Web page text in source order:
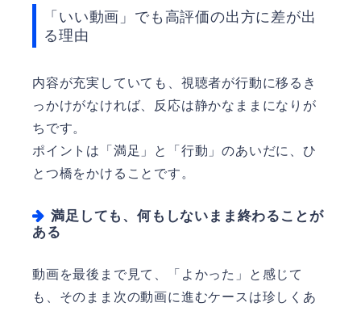
「いい動画」でも高評価の出方に差が出
る理由
内容が充実していても、視聴者が行動に移るき
っかけがなければ、反応は静かなままになりが
ちです。
ポイントは「満足」と「行動」のあいだに、ひ
とつ橋をかけることです。
満足しても、何もしないまま終わることが
ある
動画を最後まで見て、「よかった」と感じて
も、そのまま次の動画に進むケースは珍しくあ